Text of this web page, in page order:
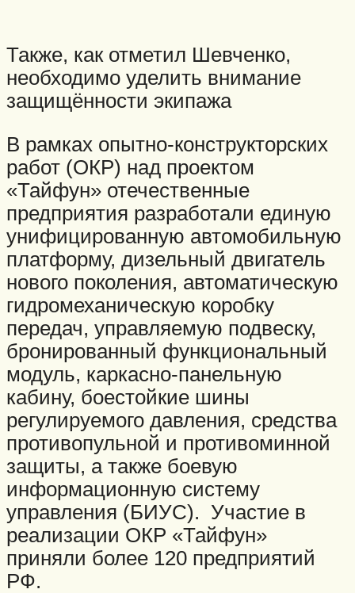
Также, как отметил Шевченко,
необходимо уделить внимание
защищённости экипажа
В рамках опытно-конструкторских
работ (ОКР) над проектом
«Тайфун» отечественные
предприятия разработали единую
унифицированную автомобильную
платформу, дизельный двигатель
нового поколения, автоматическую
гидромеханическую коробку
передач, управляемую подвеску,
бронированный функциональный
модуль, каркасно-панельную
кабину, боестойкие шины
регулируемого давления, средства
противопульной и противоминной
защиты, а также боевую
информационную систему
управления (БИУС). Участие в
реализации ОКР «Тайфун»
приняли более 120 предприятий
РФ.